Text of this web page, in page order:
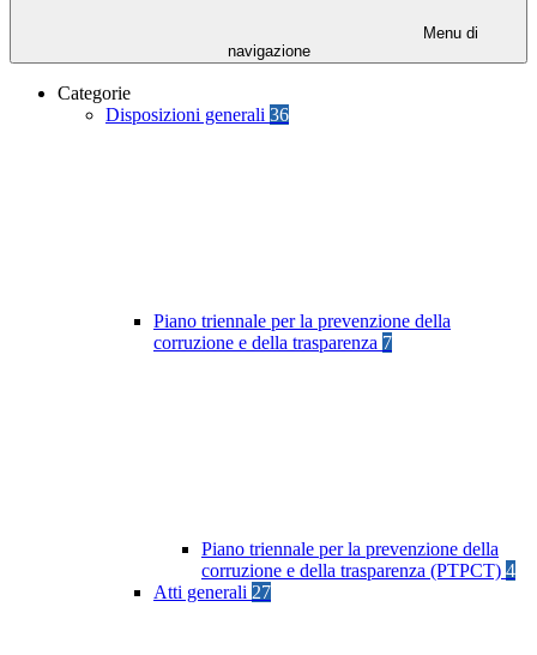
Menu di
navigazione
Categorie
Disposizioni generali 36
Piano triennale per la prevenzione della
corruzione e della trasparenza 7
Piano triennale per la prevenzione della
corruzione e della trasparenza (PTPCT) 4
Atti generali 27